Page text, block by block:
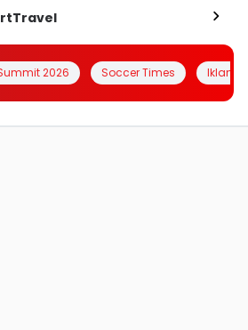
Travel
2026 Soccer Times Iklanin